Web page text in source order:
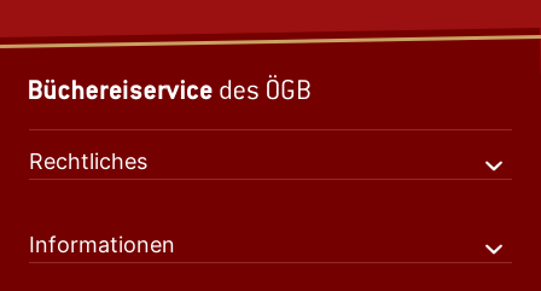
Rechtliches
Informationen